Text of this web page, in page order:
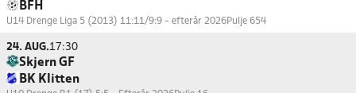
BFH
U14 Drenge Liga 5 (2013) 11:11/9:9 - efterår 2026Pulje 654
24. AUG.17:30
Skjern GF
BK Klitten